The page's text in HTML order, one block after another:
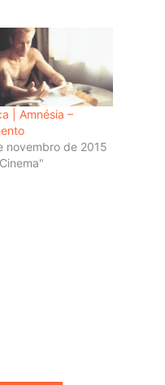
| Amnésia –
novembro de 2015